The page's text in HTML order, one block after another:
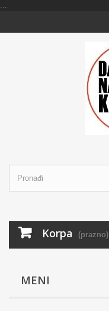
...
Korpa (prazno)
MENI